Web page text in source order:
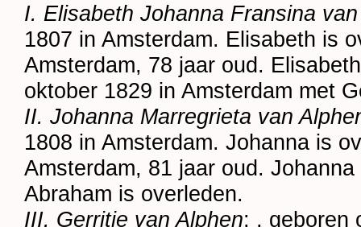
I. Elisabeth Johanna Fransina
1807 inAmsterdam. Elisabeth is
Amsterdam, 78 jaar oud.
oktober 1829 inAmsterdam met
II. Johanna Marregrieta van
1808 inAmsterdam. Johanna is
Amsterdam, 81 jaar oud.
Abraham is overleden.
III. Gerritje van Alphen: , geboren